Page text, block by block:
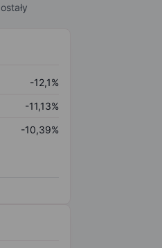
-12,1%
-11,13%
-10,39%